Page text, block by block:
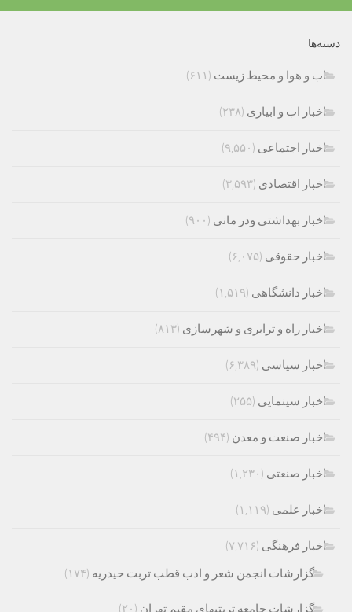
دسته‌ها
اب و هوا و محیط زیست (۶۱۱)
اخبار اب و ابیاری (۲۳۸)
اخبار اجتماعی (۹,۵۵۰)
اخبار اقتصادی (۳,۵۹۳)
اخبار بهداشتی ودر مانی (۹۰۰)
اخبار حقوقی (۶,۰۷۵)
اخبار دانشگاهی (۱,۵۱۹)
اخبار راه و ترابری و شهرسازی (۸۱۳)
اخبار سیاسی (۶,۳۸۹)
اخبار سینمایی (۲۵۵)
اخبار صنعت و معدن (۴۹۴)
اخبار صنعتی (۱,۲۳۰)
اخبار علمی (۱,۱۱۹)
اخبار فرهنگی (۷,۷۱۶)
گزارشات انجمن شعر و ادب قطب تربت حیدریه (۱۷۴)
گزارشات جامعه تربتیهای مقیم تهران (۲۰)